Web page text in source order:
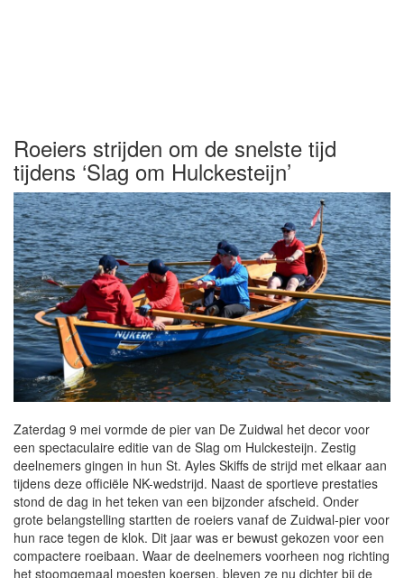
Roeiers strijden om de snelste tijd
tijdens ‘Slag om Hulckesteijn’
Zaterdag 9 mei vormde de pier van De Zuidwal het decor voor
een spectaculaire editie van de Slag om Hulckesteijn. Zestig
deelnemers gingen in hun St. Ayles Skiffs de strijd met elkaar aan
tijdens deze officiële NK-wedstrijd. Naast de sportieve prestaties
stond de dag in het teken van een bijzonder afscheid. Onder
grote belangstelling startten de roeiers vanaf de Zuidwal-pier voor
hun race tegen de klok. Dit jaar was er bewust gekozen voor een
compactere roeibaan. Waar de deelnemers voorheen nog richting
het stoomgemaal moesten koersen, bleven ze nu dichter bij de